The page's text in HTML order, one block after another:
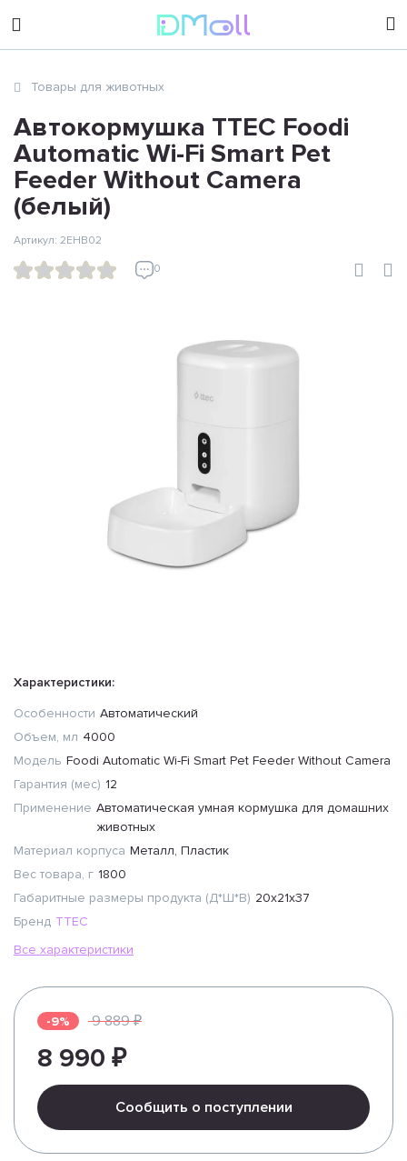
sales@dimoll.ru
Товары для животных
Автокормушка TTEC Foodi
Automatic Wi-Fi Smart Pet
Feeder Without Camera
(белый)
0
Артикул: 2EHB02
Характеристики:
Особенности Автоматический
Объем, мл 4000
Модель Foodi Automatic Wi-Fi Smart Pet Feeder Without Camera
Гарантия (мес) 12
Применение Автоматическая умная кормушка для домашних
животных
Материал корпуса Металл, Пластик
Вес товара, г 1800
Габаритные размеры продукта (Д*Ш*В) 20x21x37
Бренд TTEC
Все характеристики
-9% 9 889 ₽
8 990 ₽
Сообщить о поступлении